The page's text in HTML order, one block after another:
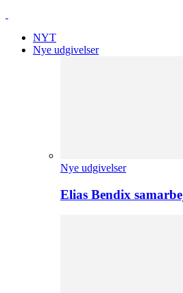
NYT
Nye udgivelser
Nye udgivelser
Elias Bendix